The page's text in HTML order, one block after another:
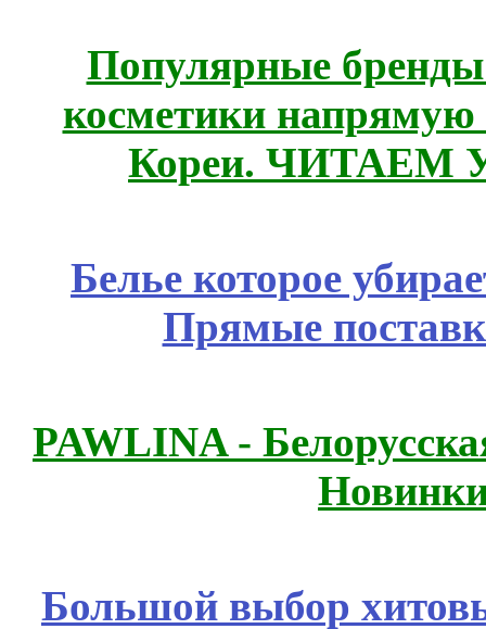
Популярные
косметики
Кореи. ЧИТАЕМ
Белье которое
Прямые
PAWLINA -
Большой выбор